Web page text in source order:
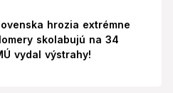
hrozia extrémne
skolabujú na 34
vydal výstrahy!